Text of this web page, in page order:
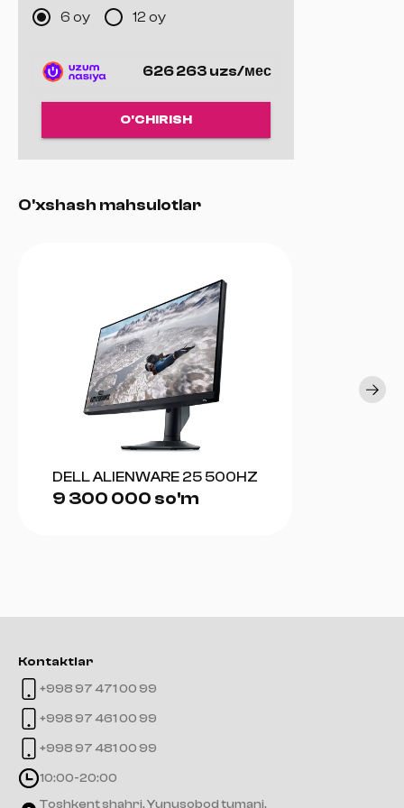
6 oy 12 oy
626 263 uzs/мес
O'CHIRISH
O'xshash mahsulotlar
DELL ALIENWARE 25 500HZ
9 300 000 so'm
Kontaktlar
+998 97 471 00 99
+998 97 461 00 99
+998 97 481 00 99
10:00-20:00
Toshkent shahri, Yunusobod tumani,